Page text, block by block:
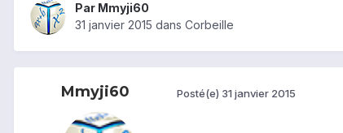
Par Mmyji60
31 janvier 2015 dans Corbeille
Mmyji60 Posté(e) 31 janvier 2015